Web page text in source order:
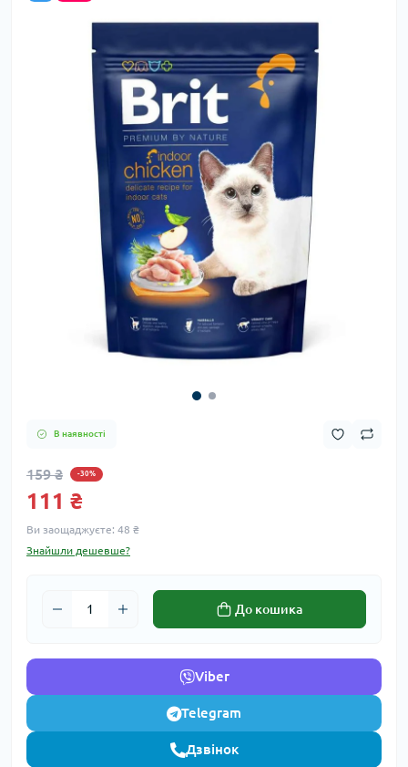
В наявності
159 ₴ -30%
111 ₴
Ви заощаджуєте: 48 ₴
Знайшли дешевше?
До кошика
Viber
Telegram
Дзвінок